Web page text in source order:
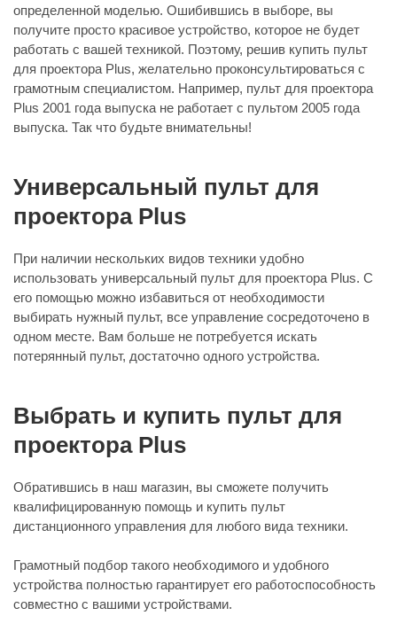
определенной моделью. Ошибившись в выборе, вы
получите просто красивое устройство, которое не будет
работать с вашей техникой. Поэтому, решив купить пульт
для проектора Plus, желательно проконсультироваться с
грамотным специалистом. Например, пульт для проектора
Plus 2001 года выпуска не работает с пультом 2005 года
выпуска. Так что будьте внимательны!
Универсальный пульт для
проектора Plus
При наличии нескольких видов техники удобно
использовать универсальный пульт для проектора Plus. С
его помощью можно избавиться от необходимости
выбирать нужный пульт, все управление сосредоточено в
одном месте. Вам больше не потребуется искать
потерянный пульт, достаточно одного устройства.
Выбрать и купить пульт для
проектора Plus
Обратившись в наш магазин, вы сможете получить
квалифицированную помощь и купить пульт
дистанционного управления для любого вида техники.
Грамотный подбор такого необходимого и удобного
устройства полностью гарантирует его работоспособность
совместно с вашими устройствами.